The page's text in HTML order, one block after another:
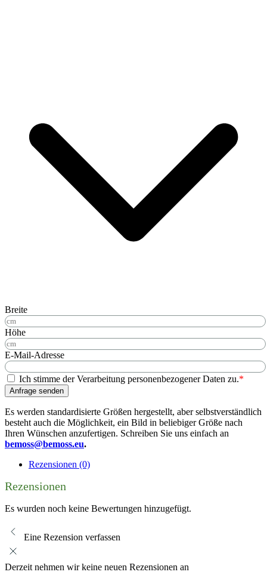
Breite
Höhe
E-Mail-Adresse
Ich stimme der Verarbeitung personenbezogener Daten zu.*
Anfrage senden
Es werden standardisierte Größen hergestellt, aber selbstverständlich
besteht auch die Möglichkeit, ein Bild in beliebiger Größe nach
Ihren Wünschen anzufertigen. Schreiben Sie uns einfach an
bemoss@bemoss.eu.
Rezensionen (0)
Rezensionen
Es wurden noch keine Bewertungen hinzugefügt.
Eine Rezension verfassen
Derzeit nehmen wir keine neuen Rezensionen an